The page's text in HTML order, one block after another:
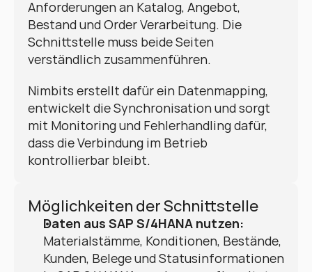
Anforderungen an Katalog, Angebot,
Bestand und Order Verarbeitung. Die
Schnittstelle muss beide Seiten
verständlich zusammenführen.
Nimbits erstellt dafür ein Datenmapping,
entwickelt die Synchronisation und sorgt
mit Monitoring und Fehlerhandling dafür,
dass die Verbindung im Betrieb
kontrollierbar bleibt.
Möglichkeiten der Schnittstelle
Daten aus SAP S/4HANA nutzen:
Materialstämme, Konditionen, Bestände,
Kunden, Belege und Statusinformationen